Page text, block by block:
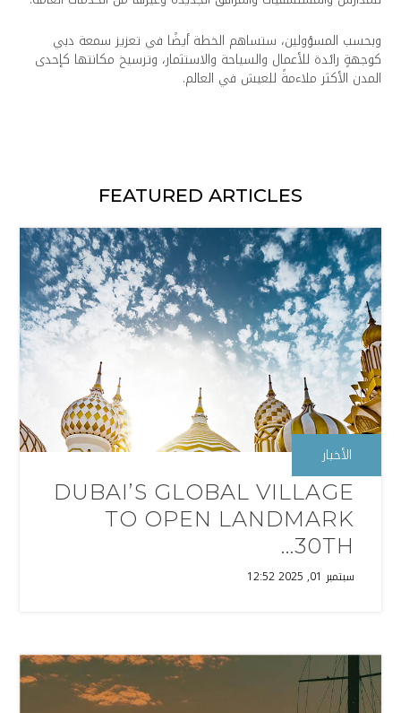
وبحسب المسؤولين، ستساهم الخطة أيضًا في تعزيز سمعة دبي
كوجهةٍ رائدة للأعمال والسياحة والاستثمار، وترسيخ مكانتها كإحدى
المدن الأكثر ملاءمةً للعيش في العالم.
FEATURED ARTICLES
الأخبار
DUBAI’S GLOBAL VILLAGE
TO OPEN LANDMARK
30TH...
سبتمبر 01, 2025 12:52